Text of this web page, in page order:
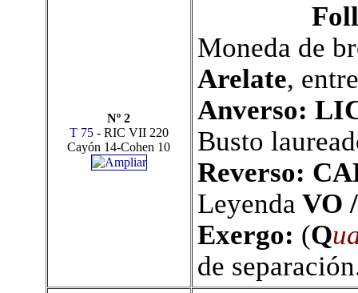
Nº 2
T 75- RIC VII 220
Cayón 14-Cohen 10
Moneda de
Arelate,
Anverso:
Busto
Reverso:
Leyenda VO
Exergo: (Q
de